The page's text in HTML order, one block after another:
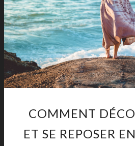
COMMENT
ET SE REPOSER